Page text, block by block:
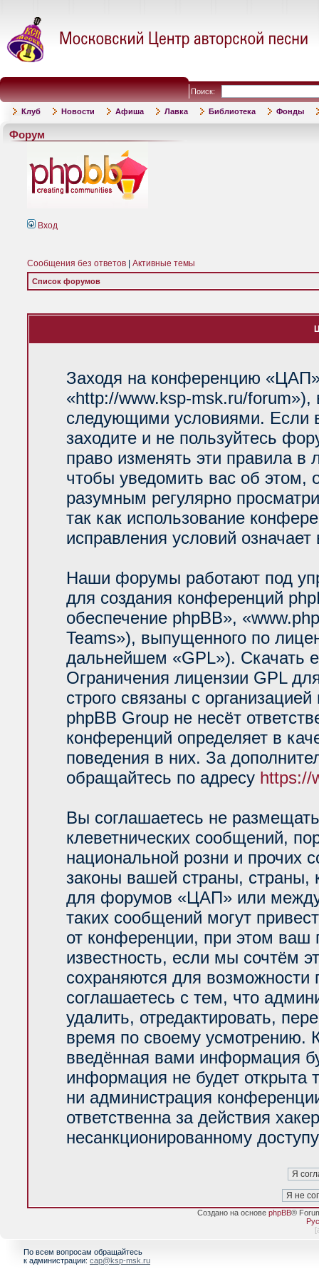
Поиск:
Клуб Новости Афиша Лавка Библиотека Фонды
Форум
Вход
Сообщения без ответов Активные темы
Список форумов
Заходя на конференцию
«http://www.ksp-msk.ru/forum»),
следующими условиями. Если
заходите и не пользуйтесь
право изменять эти правила
чтобы уведомить вас об
разумным регулярно
так как использование
исправления условий
Наши форумы работают под
для создания конференций
обеспечение phpBB»,
Teams»), выпущенного по
дальнейшем «GPL»). Скачать
Ограничения лицензии GPL
строго связаны с
phpBB Group не несёт
конференций определяет в
поведения в них. За
обращайтесь по адресу https://
Вы соглашаетесь не
клеветнических сообщений,
национальной розни и прочих
законы вашей страны, страны,
для форумов «ЦАП» или
таких сообщений могут
от конференции, при этом ваш
известность, если мы сочтём
сохраняются для возможности
соглашаетесь с тем, что
удалить, отредактировать,
время по своему усмотрению.
введённая вами информация
информация не будет открыта
ни администрация
ответственна за действия
несанкционированному
Создано на основе phpBB®
[
По всем вопросам обращайтесь
к администрации: cap@ksp-msk.ru